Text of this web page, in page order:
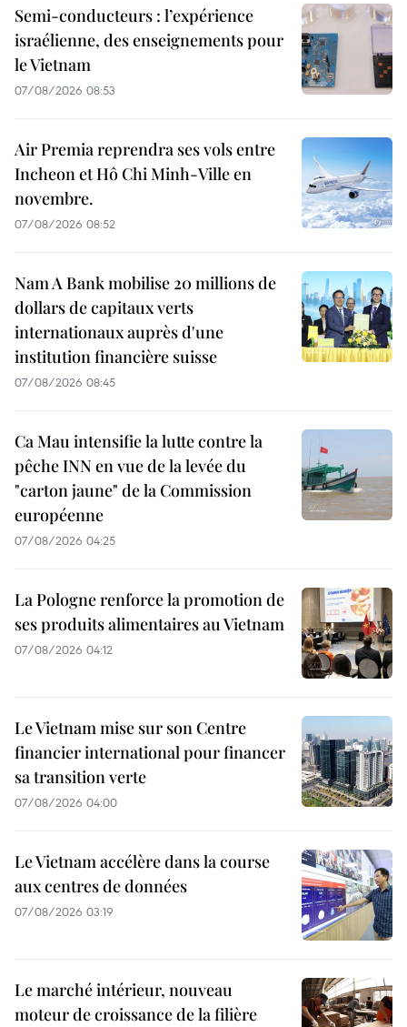
Semi-conducteurs : l’expérience
israélienne, des enseignements pour
le Vietnam
07/08/2026 08:53
Air Premia reprendra ses vols entre
Incheon et Hô Chi Minh-Ville en
novembre.
07/08/2026 08:52
Nam A Bank mobilise 20 millions de
dollars de capitaux verts
internationaux auprès d'une
institution financière suisse
07/08/2026 08:45
Ca Mau intensifie la lutte contre la
pêche INN en vue de la levée du
"carton jaune" de la Commission
européenne
07/08/2026 04:25
La Pologne renforce la promotion de
ses produits alimentaires au Vietnam
07/08/2026 04:12
Le Vietnam mise sur son Centre
financier international pour financer
sa transition verte
07/08/2026 04:00
Le Vietnam accélère dans la course
aux centres de données
07/08/2026 03:19
Le marché intérieur, nouveau
moteur de croissance de la filière